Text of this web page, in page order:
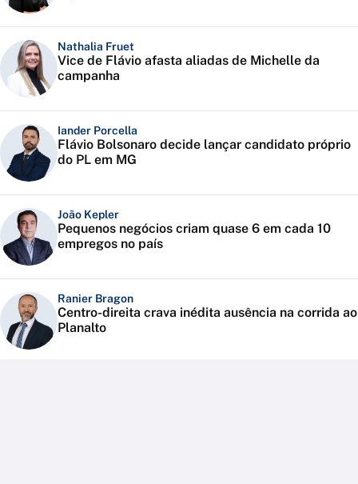
Nathalia Fruet
Vice de Flávio afasta aliadas de Michelle da
campanha
Iander Porcella
Flávio Bolsonaro decide lançar candidato próprio
do PL em MG
João Kepler
Pequenos negócios criam quase 6 em cada 10
empregos no país
Ranier Bragon
Centro-direita crava inédita ausência na corrida ao
Planalto